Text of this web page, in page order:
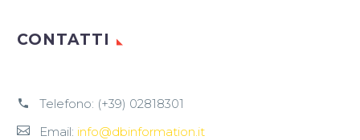
CONTATTI
Telefono: (+39) 02818301
Email: info@dbinformation.it